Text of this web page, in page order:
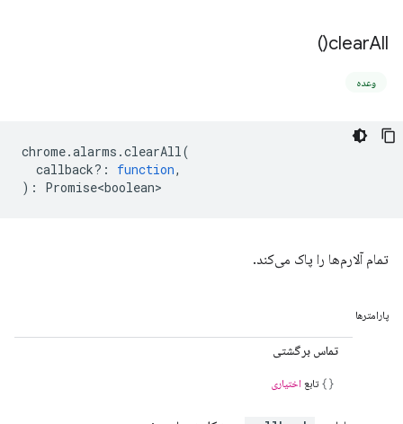
clearAll(
)
وعده
chrome.alarms .clearAll(
callback? : function,
) : Promise<boolean>
تمام آلارم‌ها را پاک می‌کند.
پارامترها
تماس برگشتی
تابع اختیاری